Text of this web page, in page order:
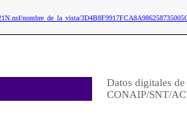
nombre_de_la_vista/
Datos digitales
CONAIP/SNT/